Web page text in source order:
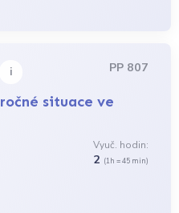
i PP 807
situace ve
Vyuč. hodin:
2 (1h = 45 min)